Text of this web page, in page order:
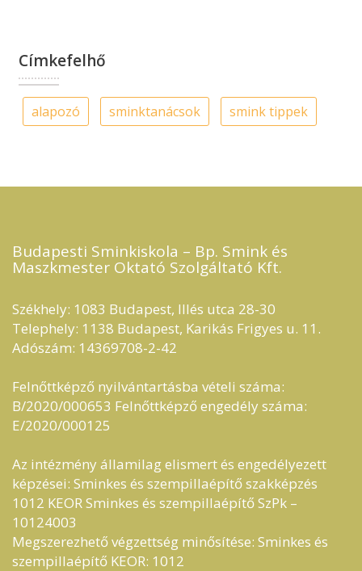
Címkefelhő
alapozó sminktanácsok smink tippek
Budapesti Sminkiskola – Bp. Smink és
Maszkmester Oktató Szolgáltató Kft.​
Székhely: 1083 Budapest, Illés utca 28-30
Telephely: 1138 Budapest, Karikás Frigyes u. 11.
Adószám: 14369708-2-42
Felnőttképző nyilvántartásba vételi száma:
B/2020/000653 Felnőttképző engedély száma:
E/2020/000125
Az intézmény államilag elismert és engedélyezett
képzései: Sminkes és szempillaépítő szakképzés
1012 KEOR Sminkes és szempillaépítő SzPk –
10124003
Megszerezhető végzettség minősítése: Sminkes és
szempillaépítő KEOR: 1012